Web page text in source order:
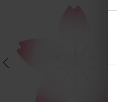
Kirschblüten A5 rosa-